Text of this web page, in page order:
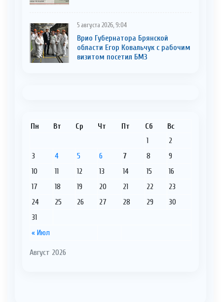
5 августа 2026, 9:04
Врио Губернатора Брянской
области Егор Ковальчук с рабочим
визитом посетил БМЗ
Август 2026
Пн Вт Ср Чт Пт Сб Вс
« Июл
1
2
3
4 5 6 7 8
9
10
11 12 13 14 15
16
17
18 19 20 21 22
23
24
25 26 27 28 29
30
31